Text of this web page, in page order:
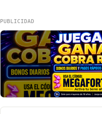
PUBLICIDAD